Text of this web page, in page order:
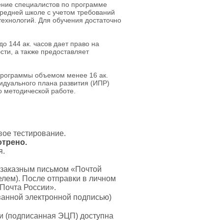
специалистов по программе
школе с учетом требований
Для обучения достаточно
144 ак. часов дает право на
а также предоставляет
объемом менее 16 ак.
плана развития (ИПР)
работе.
тестирование.
письмом «Почтой
После отправки в личном
России».
электронной подписью)
(подписанная ЭЦП) доступна